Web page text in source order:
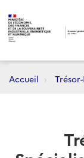
Accueil